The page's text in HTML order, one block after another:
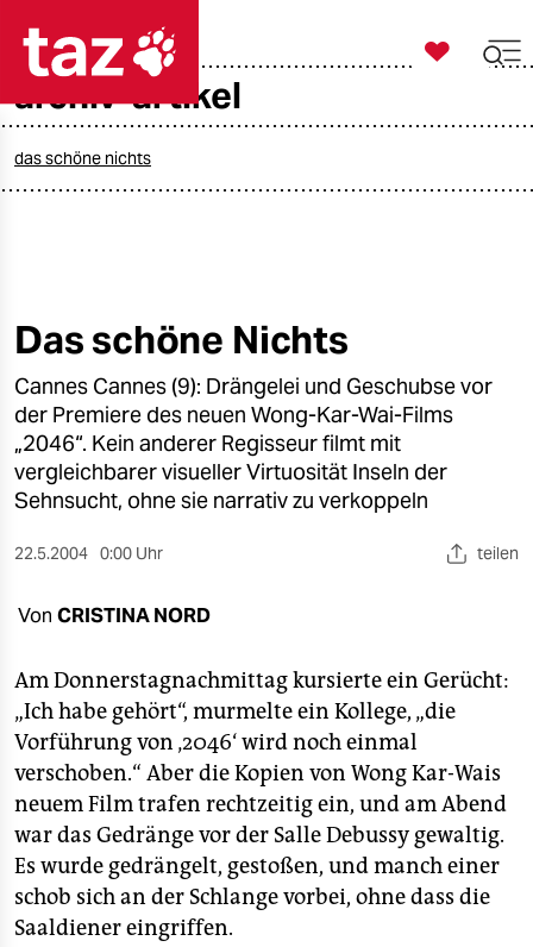
öko
gesellschaft
kultur
sport
verlag
verlag
veranstaltungen
shop
fragen & hilfe
unterstützen

taz zahl ich
archiv-artikel
das schöne nichts
Das schöne Nichts
Cannes Cannes (9): Drängelei und Geschubse vor
der Premiere des neuen Wong-Kar-Wai-Films
„2046“. Kein anderer Regisseur filmt mit
vergleichbarer visueller Virtuosität Inseln der
Sehnsucht, ohne sie narrativ zu verkoppeln
22.5.2004 0:00 Uhr teilen
Von CRISTINA NORD
Am Donnerstagnachmittag kursierte ein Gerücht:
„Ich habe gehört“, murmelte ein Kollege, „die
Vorführung von ‚2046‘ wird noch einmal
verschoben.“ Aber die Kopien von Wong Kar-Wais
neuem Film trafen rechtzeitig ein, und am Abend
war das Gedränge vor der Salle Debussy gewaltig.
Es wurde gedrängelt, gestoßen, und manch einer
schob sich an der Schlange vorbei, ohne dass die
Saaldiener eingriffen.